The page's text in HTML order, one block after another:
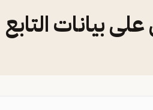
على بيانات التابع